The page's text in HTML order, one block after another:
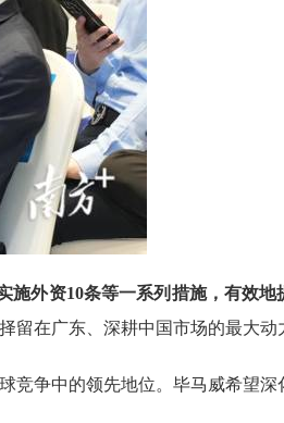
施外资10条等一系列措施，有效地
留在广东、深耕中国市场的最大动
争中的领先地位。毕马威希望深